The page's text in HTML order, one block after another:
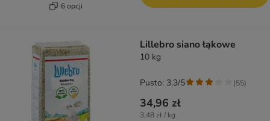
6 opcji
Lillebro siano łąkowe
10 kg
34,96 zł
3,48 zł / kg
Pusto: 3.3/5 (55)